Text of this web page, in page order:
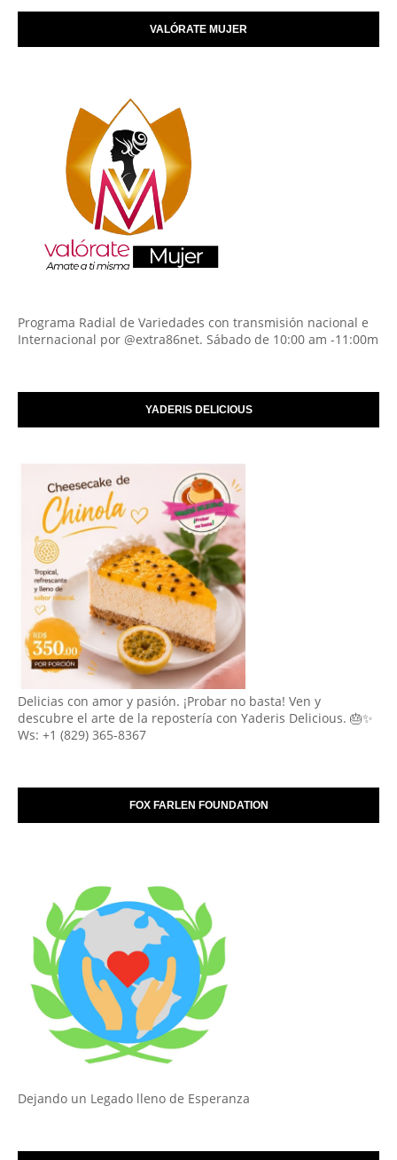
VALÓRATE MUJER
Programa Radial de Variedades con transmisión nacional e
Internacional por @extra86net. Sábado de 10:00 am -11:00m
YADERIS DELICIOUS
Delicias con amor y pasión. ¡Probar no basta! Ven y
descubre el arte de la repostería con Yaderis Delicious. 🎂✨
Ws: +1 (829) 365-8367
FOX FARLEN FOUNDATION
Dejando un Legado lleno de Esperanza